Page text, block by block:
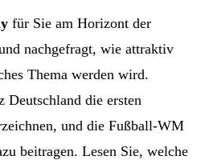
für Sie am Horizont der
nachgefragt, wie attraktiv
Thema werden wird.
Deutschland die ersten
und die Fußball-WM
beitragen. Lesen Sie, welche